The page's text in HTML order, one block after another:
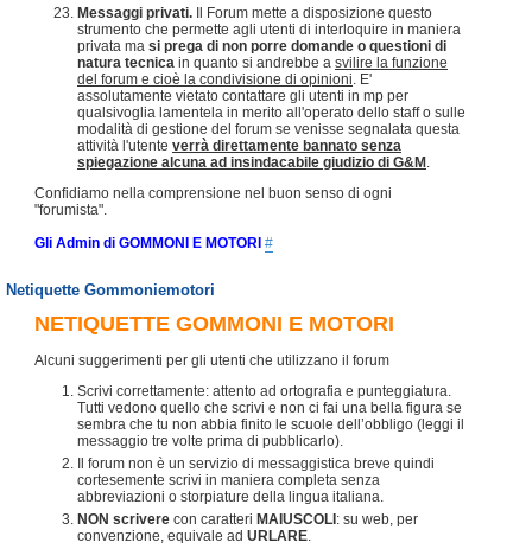
Messaggi privati. Il Forum mette a disposizione questo
strumento che permette agli utenti di interloquire in maniera
privata ma si prega di non porre domande o questioni di
natura tecnica in quanto si andrebbe a svilire la funzione
del forum e cioè la condivisione di opinioni . E'
assolutamente vietato contattare gli utenti in mp per
qualsivoglia lamentela in merito all'operato dello staff o sulle
modalità di gestione del forum se venisse segnalata questa
attività l'utente verrà direttamente bannato senza
spiegazione alcuna ad insindacabile giudizio di G&M
Confidiamo nella comprensione nel buon senso di ogni
"forumista".
Gli Admin di GOMMONI E MOTORI #
Netiquette Gommoniemotori
NETIQUETTE GOMMONI E MOTORI
Alcuni suggerimenti per gli utenti che utilizzano il forum
Scrivi correttamente: attento ad ortografia e punteggiatura.
Tutti vedono quello che scrivi e non ci fai una bella figura se
sembra che tu non abbia finito le scuole dell’obbligo (leggi il
messaggio tre volte prima di pubblicarlo).
Il forum non è un servizio di messaggistica breve quindi
cortesemente scrivi in maniera completa senza
abbreviazioni o storpiature della lingua italiana.
NON scrivere con caratteri MAIUSCOLI : su web, per
convenzione, equivale ad URLARE.